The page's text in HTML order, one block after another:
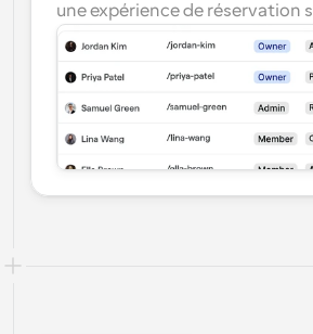
une expérience de réservation